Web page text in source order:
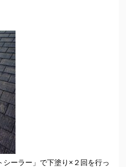
シーラー」で下塗り×２回を行っ